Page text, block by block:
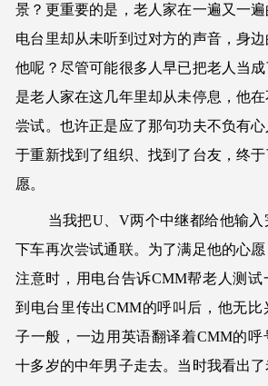
景？更重要的是，老人家在一遍又一
电台里却从未听到过对方的声音，身
他呢？尽管可能很多人早已把老人当
是老人家在这几年里却从未停息，他
尝试。也许正是应了那句功夫不负有
于重新找到了组织、找到了台友，终
愿。
当我把U、V两个中继都给他输入
下车再次尝试通联。为了满足他的心
注意时，用电台告诉CMM帮老人测试
到电台里传出CMM的呼叫后，他无比
子一般，一边用英语翻译着CMM的呼
十多岁的中年男子走去。当时我看出